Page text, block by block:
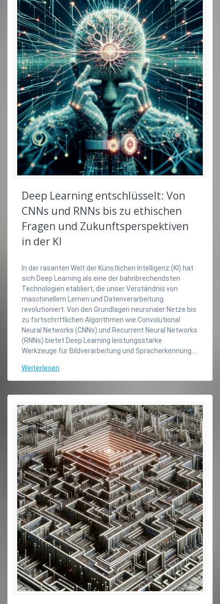
Deep Learning entschlüsselt: Von
CNNs und RNNs bis zu ethischen
Fragen und Zukunftsperspektiven
in der KI
In der rasanten Welt der Künstlichen Intelligenz (KI) hat
sich Deep Learning als eine der bahnbrechendsten
Technologien etabliert, die unser Verständnis von
maschinellem Lernen und Datenverarbeitung
revolutioniert. Von den Grundlagen neuronaler Netze bis
zu fortschrittlichen Algorithmen wie Convolutional
Neural Networks (CNNs) und Recurrent Neural Networks
(RNNs) bietet Deep Learning leistungsstarke
Werkzeuge für Bildverarbeitung und Spracherkennung.…
Weiterlesen